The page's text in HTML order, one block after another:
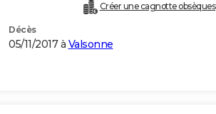
Créer une cagnotte obsèques
Décès
05/11/2017 à Valsonne